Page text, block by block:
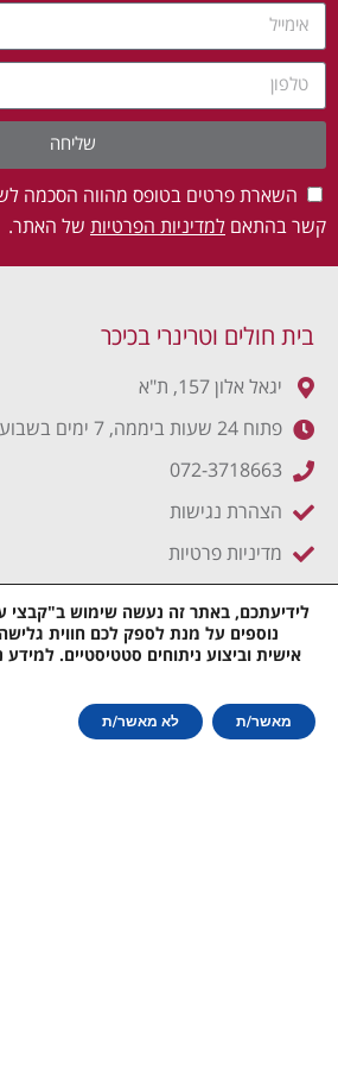
השארת פרטים בטופס מהווה הסכמה
קשר בהתאם למדיניות הפרטיות של האתר.
שליחה
בית חולים וטרינרי בכיכר
יגאל אלון 157, ת"א
פתוח 24 שעות ביממה, 7 ימים בשבוע
072-3718663
הצהרת נגישות
מדיניות פרטיות
וטרינר בכיכר – סניף הבימה
ראשון - 14:00-19:00
נוספים על מנת לספק לכם חווית
אישית וביצוע ניתוחים סטטיסטיים. למידע
מאשר/ת לא מאשר/ת